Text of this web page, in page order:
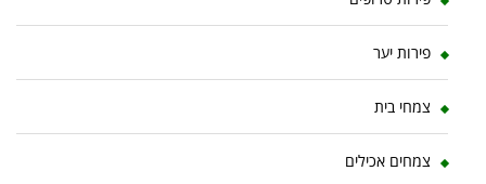
פירות יער
צמחי בית
צמחים אכילים